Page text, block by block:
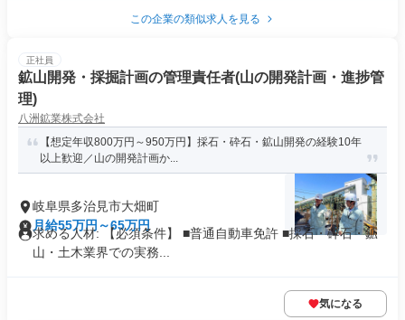
この企業の類似求人を見る
正社員
鉱山開発・採掘計画の管理責任者(山の開発計画・進捗管
理)
八洲鉱業株式会社
【想定年収800万円～950万円】採石・砕石・鉱山開発の経験10年
以上歓迎／山の開発計画か...
岐阜県多治見市大畑町
月給55万円～65万円
求める人材: 【必須条件】 ■普通自動車免許 ■採石・砕石・鉱
山・土木業界での実務...
気になる